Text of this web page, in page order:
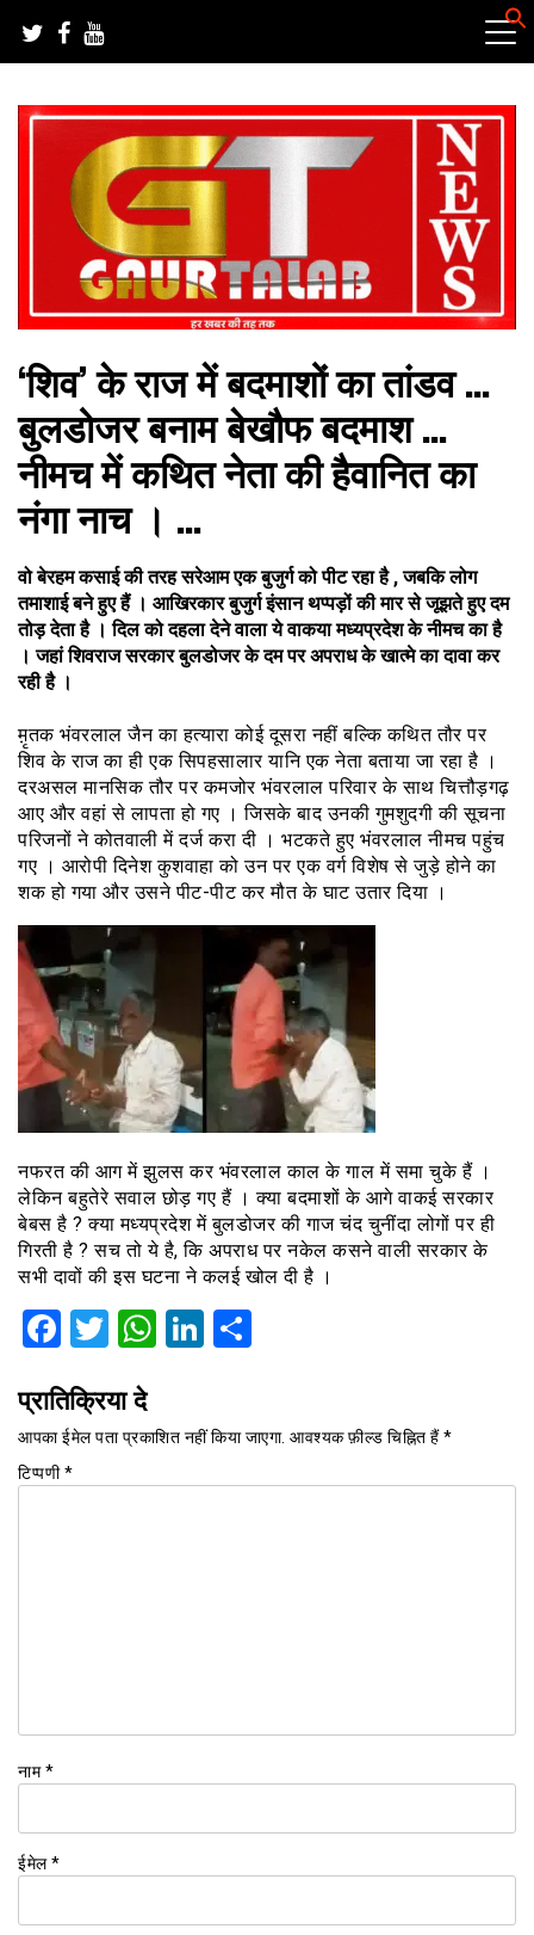
content
गौरतलब न्यूज
‘शिव’ के राज में बदमाशों का तांडव …
बुलडोजर बनाम बेखौफ बदमाश …
नीमच में कथित नेता की हैवानित का
नंगा नाच । …
वो बेरहम कसाई की तरह सरेआम एक बुजुर्ग को पीट रहा है , जबकि लोग
तमाशाई बने हुए हैं । आखिरकार बुजुर्ग इंसान थप्पड़ों की मार से जूझते हुए दम
तोड़ देता है । दिल को दहला देने वाला ये वाकया मध्यप्रदेश के नीमच का है
। जहां शिवराज सरकार बुलडोजर के दम पर अपराध के खात्मे का दावा कर
रही है ।
म़ृतक भंवरलाल जैन का हत्यारा कोई दूसरा नहीं बल्कि कथित तौर पर
शिव के राज का ही एक सिपहसालार यानि एक नेता बताया जा रहा है ।
दरअसल मानसिक तौर पर कमजोर भंवरलाल परिवार के साथ चित्तौड़गढ़
आए और वहां से लापता हो गए । जिसके बाद उनकी गुमशुदगी की सूचना
परिजनों ने कोतवाली में दर्ज करा दी । भटकते हुए भंवरलाल नीमच पहुंच
गए । आरोपी दिनेश कुशवाहा को उन पर एक वर्ग विशेष से जुड़े होने का
शक हो गया और उसने पीट-पीट कर मौत के घाट उतार दिया ।
नफरत की आग में झुलस कर भंवरलाल काल के गाल में समा चुके हैं ।
लेकिन बहुतेरे सवाल छोड़ गए हैं । क्या बदमाशों के आगे वाकई सरकार
बेबस है ? क्या मध्यप्रदेश में बुलडोजर की गाज चंद चुनींदा लोगों पर ही
गिरती है ? सच तो ये है, कि अपराध पर नकेल कसने वाली सरकार के
सभी दावों की इस घटना ने कलई खोल दी है ।
Facebook
Twitter
WhatsApp
LinkedIn
प्रातिक्रिया दे
आपका ईमेल पता प्रकाशित नहीं किया जाएगा. आवश्यक फ़ील्ड चिह्नित हैं*
टिप्पणी*
नाम*
ईमेल*